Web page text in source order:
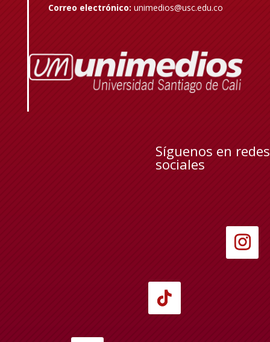
Correo electrónico: unimedios@usc.edu.co
Síguenos en redes
sociales